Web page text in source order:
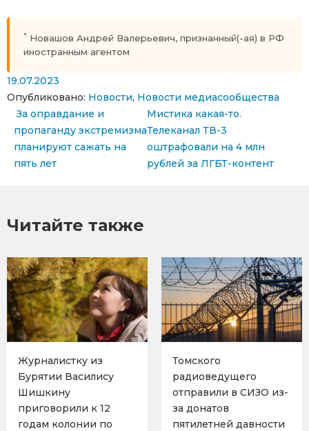
* Новашов Андрей Валерьевич, признанный(-ая) в РФ
иностранным агентом
19.07.2023
Опубликовано: Новости, Новости медиасообщества
Навигация по записям
За оправдание и
пропаганду экстремизма
планируют сажать на
пять лет
Мистика какая-то.
Телеканал ТВ-3
оштрафовали на 4 млн
рублей за ЛГБТ-контент
Читайте также
Журналистку из
Бурятии Василису
Шишкину
приговорили к 12
годам колонии по
Томского
радиоведущего
отправили в СИЗО из-
за донатов
пятилетней давности